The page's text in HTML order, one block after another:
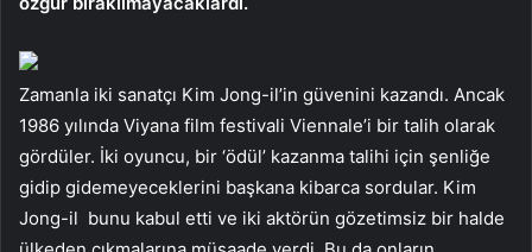
Zamanla iki sanatçı Kim Jong-il’in güvenini kazandı. Ancak
1986 yılında Viyana film festivali Viennale’i bir talih olarak
gördüler. İki oyuncu, bir ‘ödül’ kazanma talihi için şenliğe
gidip gidemeyeceklerini başkana kibarca sordular. Kim
Jong-il bunu kabul etti ve iki aktörün gözetimsiz bir halde